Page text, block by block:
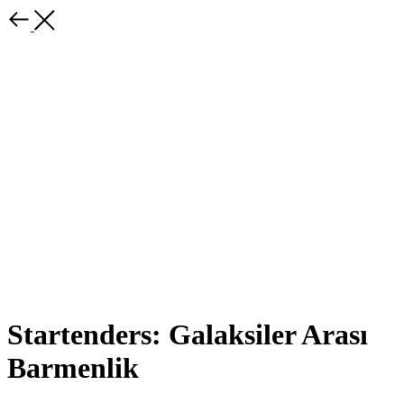
Startenders: Galaksiler Arası
Barmenlik